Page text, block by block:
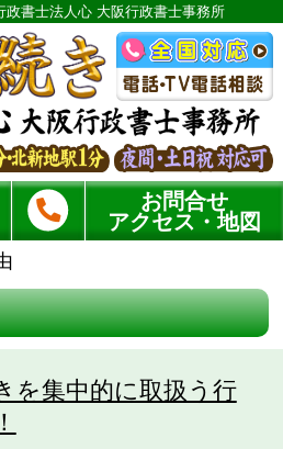
政書士法人心 大阪行政書士事務所
お問合せ
アクセス・地図
を集中的に取扱う行